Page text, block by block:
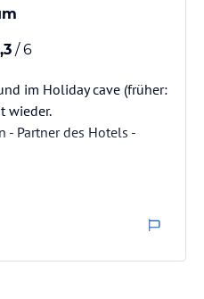
/ 6
im Holiday cave (früher:
wieder.
- Partner des Hotels -